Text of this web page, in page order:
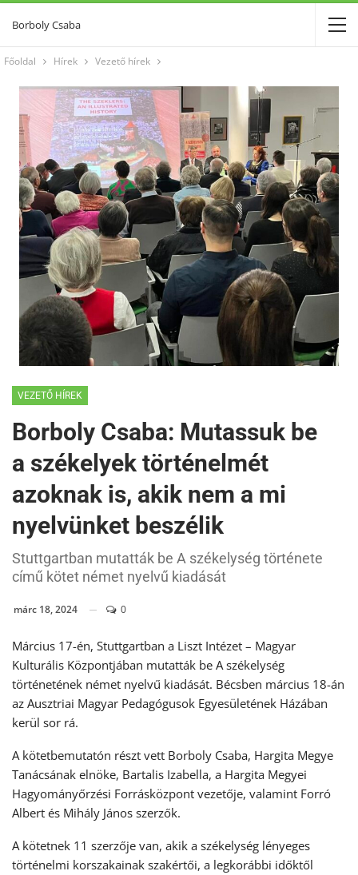
Borboly Csaba
Főoldal Hírek Vezető hírek
VEZETŐ HÍREK
Borboly Csaba: Mutassuk be
a székelyek történelmét
azoknak is, akik nem a mi
nyelvünket beszélik
Stuttgartban mutatták be A székelység története
című kötet német nyelvű kiadását
márc 18, 2024 0
Március 17-én, Stuttgartban a Liszt Intézet – Magyar
Kulturális Központjában mutatták be A székelység
történetének német nyelvű kiadását. Bécsben március 18-án
az Ausztriai Magyar Pedagógusok Egyesületének Házában
kerül sor rá.
A kötetbemutatón részt vett Borboly Csaba, Hargita Megye
Tanácsának elnöke, Bartalis Izabella, a Hargita Megyei
Hagyományőrzési Forrásközpont vezetője, valamint Forró
Albert és Mihály János szerzők.
A kötetnek 11 szerzője van, akik a székelység lényeges
történelmi korszakainak szakértői, a legkorábbi időktől